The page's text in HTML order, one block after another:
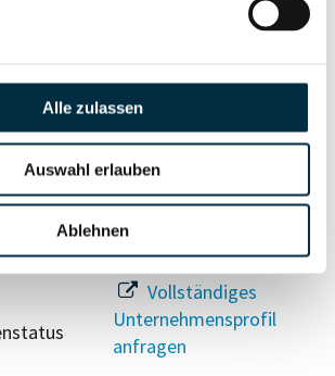
Alle zulassen
Auswahl erlauben
Ablehnen
Unternehmensprofil
anfragen
Vollständiges
Unternehmensprofil
anfragen